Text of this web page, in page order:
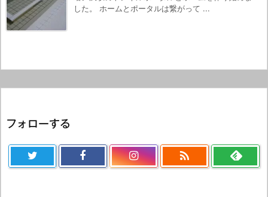
した。 ホームとポータルは繋がって ...
フォローする
